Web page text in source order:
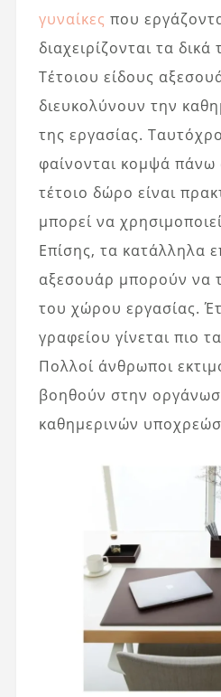
γυναίκες που
διαχειρίζονται τα δικά
Τέτοιου είδους
διευκολύνουν την
της εργασίας.
φαίνονται κομψά πάνω
τέτοιο δώρο είναι
μπορεί να
Επίσης, τα κατάλληλα
αξεσουάρ μπορούν να
του χώρου εργασίας.
γραφείου γίνεται πιο
Πολλοί άνθρωποι
βοηθούν στην
καθημερινών